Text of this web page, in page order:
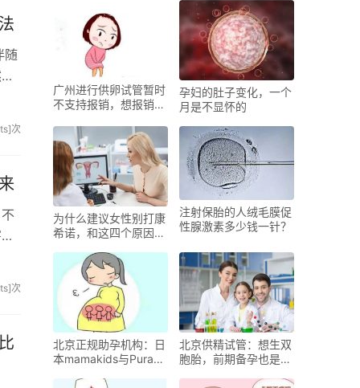
随
次
次
广州进行供卵试管暂时
不支持报销，想报销可
孕妇的肚子变化，一个
月是不显怀的
为什么建议女性别打康
希诺，和这四个原因息
注射保胎的人绒毛膜促
性腺激素多少钱一针？
北京正规助孕机构：日
本mamakids与Puracy
北京供精试管：想生双
胞胎，前期备孕也是很